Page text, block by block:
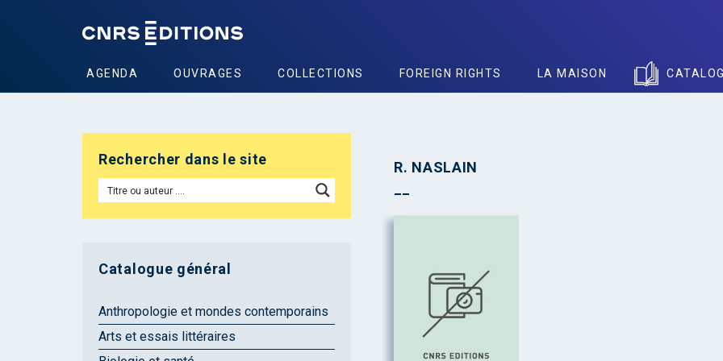
AGENDA OUVRAGES COLLECTIONS FOREIGN RIGHTS LA MAISON
R. NASLAIN
Rechercher dans le site
Catalogue général
Anthropologie et mondes contemporains
Arts et essais littéraires